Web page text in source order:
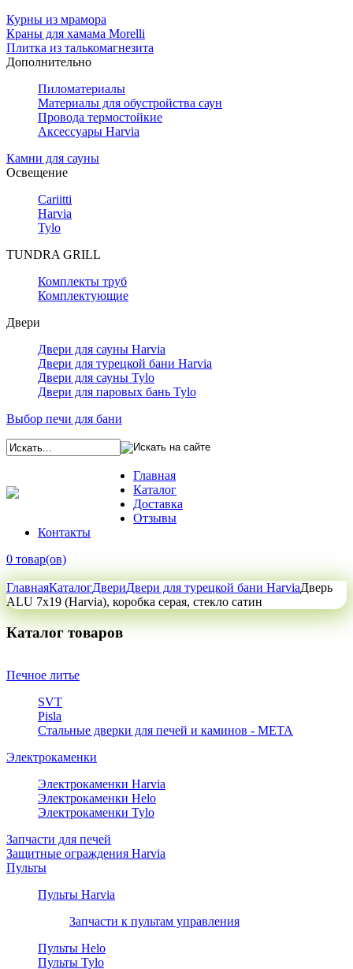
Курны из мрамора
Краны для хамама Morelli
Плитка из талькомагнезита
Дополнительно
Пиломатериалы
Материалы для обустройства саун
Провода термостойкие
Аксессуары Harvia
Камни для сауны
Освещение
Cariitti
Harvia
Tylo
TUNDRA GRILL
Комплекты труб
Комплектующие
Двери
Двери для сауны Harvia
Двери для турецкой бани Harvia
Двери для сауны Tylo
Двери для паровых бань Tylo
Выбор печи для бани
Главная
Каталог
Доставка
Отзывы
Контакты
0 товар(ов)
ГлавнаяКаталогДвериДвери для турецкой бани HarviaДверь
ALU 7x19 (Harvia), коробка серая, стекло сатин
Каталог товаров
Печное литье
SVT
Pisla
Стальные дверки для печей и каминов - META
Электрокаменки
Электрокаменки Harvia
Электрокаменки Helo
Электрокаменки Tylo
Запчасти для печей
Защитные ограждения Harvia
Пульты
Пульты Harvia
Запчасти к пультам управления
Пульты Helo
Пульты Tylo